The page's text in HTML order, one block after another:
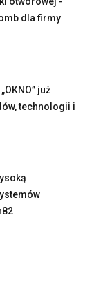
dla firmy
już
technologii i